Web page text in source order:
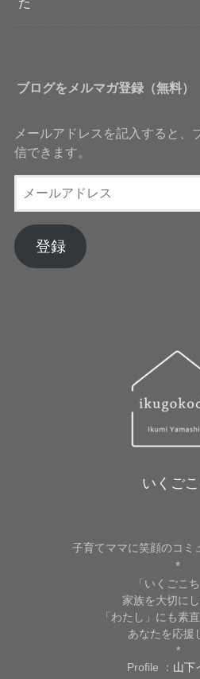
ブログをメルマガ登録（無料）
メールアドレスを記入すると、
信できます。
ー
ア
ド
登録
いくご
子育てママに笑顔のコミ
*
「いくごこ
家族を大切に
「わたし」にも素
あなたを応援
*
Profile ： 山下